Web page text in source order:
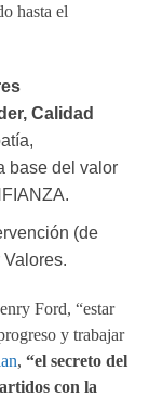
hasta el
Calidad
base del valor
(de
Ford, “estar
y trabajar
, “el secreto del
con la